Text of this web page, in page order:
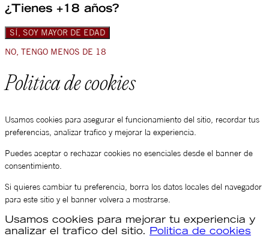
¿Tienes +18 años?
SÍ, SOY MAYOR DE EDAD
NO, TENGO MENOS DE 18
Politica de cookies
Usamos cookies para asegurar el funcionamiento del sitio, recordar tus
preferencias, analizar trafico y mejorar la experiencia.
Puedes aceptar o rechazar cookies no esenciales desde el banner de
consentimiento.
Si quieres cambiar tu preferencia, borra los datos locales del navegador
para este sitio y el banner volvera a mostrarse.
Usamos cookies para mejorar tu experiencia y
analizar el trafico del sitio.
Politica de cookies